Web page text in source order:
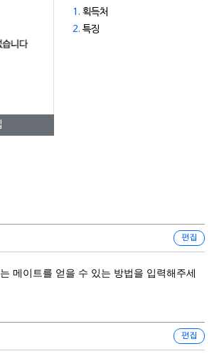
1. 획득처
2. 특징
편집
메이트를 얻을 수 있는 방법을 입력해주세
편집